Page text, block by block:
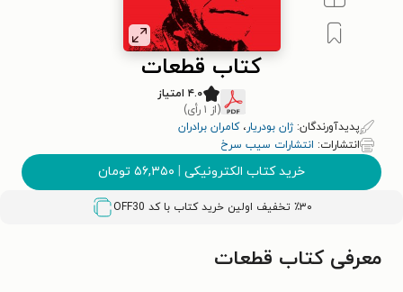
کتاب قطعات
۴.۰ امتیاز
(از ۱ رأی)
پدیدآورندگان: ژان بودریار،کامران برادران
انتشارات: انتشارات سیب سرخ
خرید کتاب الکترونیکی | ۵۶,۳۵۰ تومان
٪۳۰ تخفیف اولین خرید کتاب با کد OFF30
معرفی کتاب قطعات